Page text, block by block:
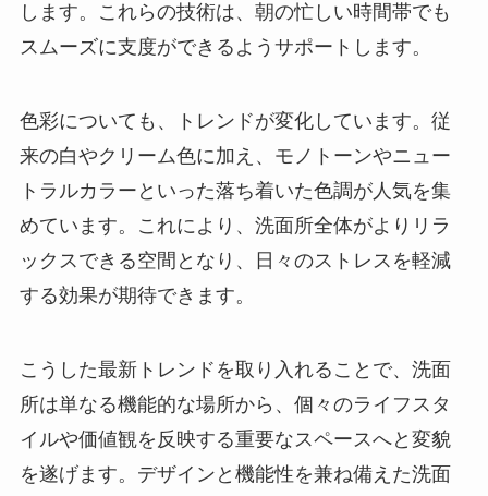
します。これらの技術は、朝の忙しい時間帯でも
スムーズに支度ができるようサポートします。
色彩についても、トレンドが変化しています。従
来の白やクリーム色に加え、モノトーンやニュー
トラルカラーといった落ち着いた色調が人気を集
めています。これにより、洗面所全体がよりリラ
ックスできる空間となり、日々のストレスを軽減
する効果が期待できます。
こうした最新トレンドを取り入れることで、洗面
所は単なる機能的な場所から、個々のライフスタ
イルや価値観を反映する重要なスペースへと変貌
を遂げます。デザインと機能性を兼ね備えた洗面